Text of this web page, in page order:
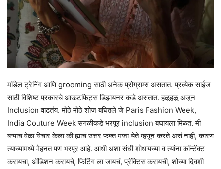
मॉडेल ट्रेनिंग आणि grooming साठी अनेक प्रोग्राम्स असतात. प्रत्येक साईज
साठी विशिष्ट प्रकारचे आऊटफिट्स डिझायनर कडे असतात. हळूहळू अजून
Inclusion वाढतंय. मोठे मोठे शोज बघितले जे Paris Fashion Week,
India Couture Week सगळीकडे भरपूर inclusion बघायला मिळतं. मी
बऱ्याच वेळा विचार केला की ह्याचं उत्तर फक्त मजा येते म्हणून करते असं नाही, कारण
त्याच्यामध्ये मेहनत पण भरपूर आहे. आधी अशा संधी शोधायच्या व त्यांना कॉन्टॅक्ट
करायचा, ऑडिशन करायचे, फिटिंग ला जायचं, प्रॅक्टिस करायची, शोच्या दिवशी